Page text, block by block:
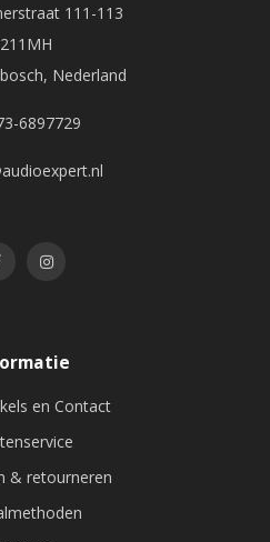
111-113
Nederland
6897729
en Contact
& retourneren